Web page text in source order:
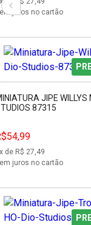
juros no cartão
JIPE WILLYS
87315
x de R$ 27,49
juros no cartão